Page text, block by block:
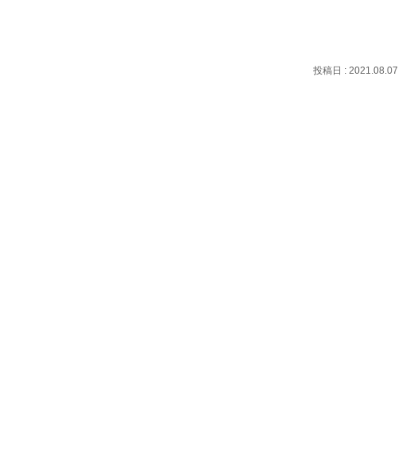
2021.08.07